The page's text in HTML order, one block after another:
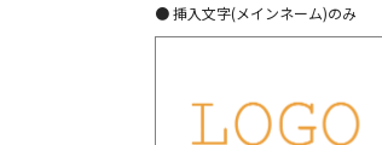
● 挿入文字(メインネーム)のみ